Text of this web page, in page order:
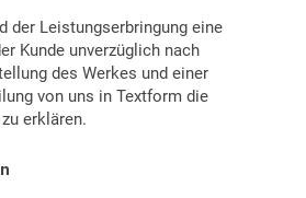
der Leistungserbringung eine
Kunde unverzüglich nach
des Werkes und einer
von uns in Textform die
erklären.